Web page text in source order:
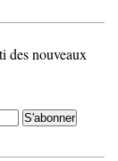
des nouveaux